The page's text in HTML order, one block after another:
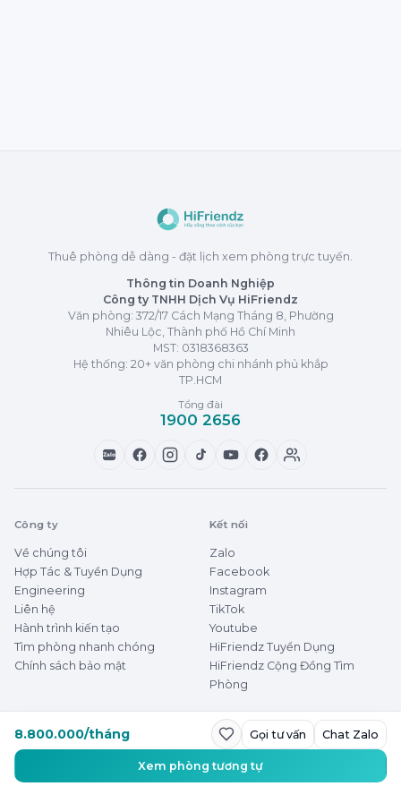
8.800.000/tháng Gọi tư vấn Chat Zalo
Xem phòng tương tự
Thuê phòng dễ dàng - đặt lịch xem phòng trực tuyến.
Thông tin Doanh Nghiệp
Công ty TNHH Dịch Vụ HiFriendz
Văn phòng: 372/17 Cách Mạng Tháng 8, Phường
Nhiêu Lộc, Thành phố Hồ Chí Minh
MST: 0318368363
Hệ thống: 20+ văn phòng chi nhánh phủ khắp
TP.HCM
Tổng đài
1900 2656
Zalo
Công ty
Về chúng tôi
Hợp Tác & Tuyển Dụng
Engineering
Liên hệ
Hành trình kiến tạo
Tìm phòng nhanh chóng
Chính sách bảo mật
Kết nối
Zalo
Facebook
Instagram
TikTok
Youtube
HiFriendz Tuyển Dụng
HiFriendz Cộng Đồng Tìm
Phòng
© 2026 HiFriendz
Thuê phòng dễ dàng